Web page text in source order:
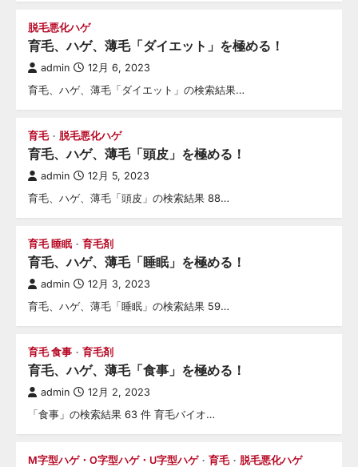
脱毛悪化ハゲ
育毛、ハゲ、薄毛「ダイエット」を極める！
admin 12月 6, 2023
育毛、ハゲ、薄毛「ダイエット」の検索結果…
育毛 脱毛悪化ハゲ
育毛、ハゲ、薄毛「頭皮」を極める！
admin 12月 5, 2023
育毛、ハゲ、薄毛「頭皮」の検索結果 88…
育毛 睡眠 育毛剤
育毛、ハゲ、薄毛「睡眠」を極める！
admin 12月 3, 2023
育毛、ハゲ、薄毛「睡眠」の検索結果 59…
育毛 食事 育毛剤
育毛、ハゲ、薄毛「食事」を極める！
admin 12月 2, 2023
「食事」の検索結果 63 件 育毛バイオ…
M字型ハゲ・O字型ハゲ・U字型ハゲ 育毛 脱毛悪化ハゲ